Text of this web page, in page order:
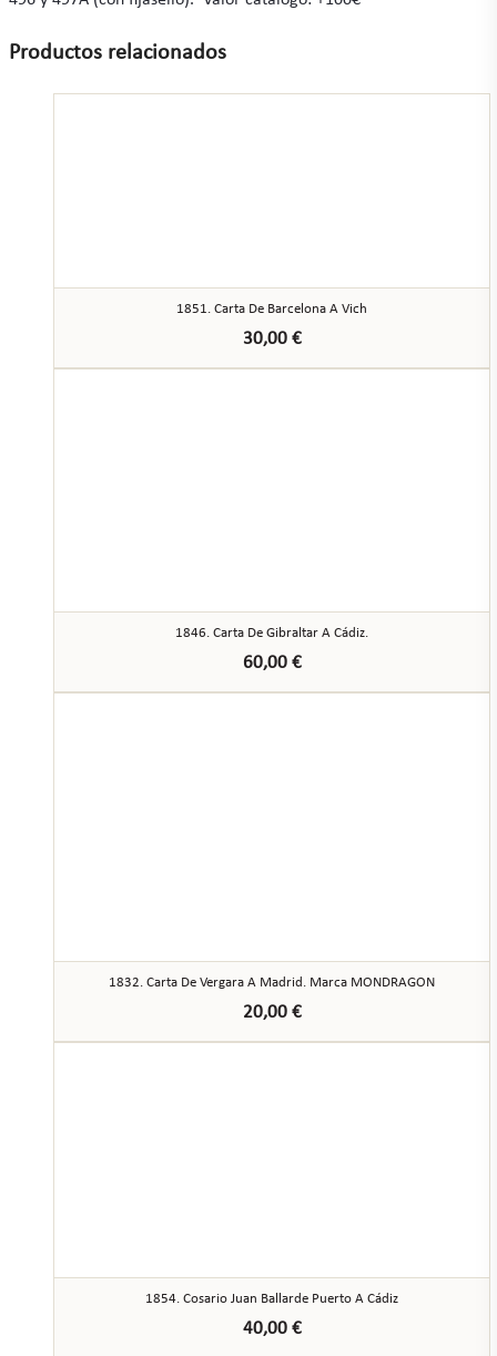
Productos relacionados
1851. Carta De Barcelona A Vich
30,00 €
1846. Carta De Gibraltar A Cádiz.
60,00 €
1832. Carta De Vergara A Madrid. Marca MONDRAGON
20,00 €
1854. Cosario Juan Ballarde Puerto A Cádiz
40,00 €